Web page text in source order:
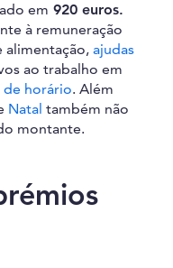
em 920 euros.
à remuneração
alimentação,ajudas
ao trabalho em
de horário. Além
Natal também não
montante.